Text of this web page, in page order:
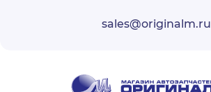
sales@originalm.ru